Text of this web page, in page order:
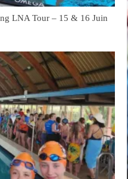
LNA Tour – 15 & 16 Juin